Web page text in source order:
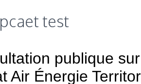
pcaet test